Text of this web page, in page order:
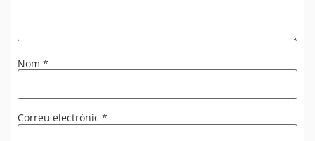
Nom *
Correu electrònic *